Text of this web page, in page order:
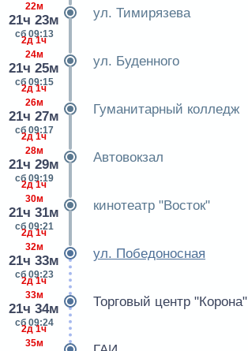
22м
21ч 23м
сб 09:13
ул. Тимирязева
2д 1ч
24м
21ч 25м
сб 09:15
ул. Буденного
2д 1ч
26м
21ч 27м
сб 09:17
Гуманитарный колледж
2д 1ч
28м
21ч 29м
сб 09:19
Автовокзал
2д 1ч
30м
21ч 31м
сб 09:21
кинотеатр "Восток"
2д 1ч
32м
21ч 33м
сб 09:23
ул. Победоносная
2д 1ч
33м
21ч 34м
сб 09:24
Торговый центр "Корона"
2д 1ч
35м